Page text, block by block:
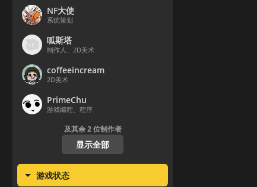
NF大使
系统策划
呱斯塔
制作人、2D美术
coffeeincream
2D美术
PrimeChu
游戏编程、程序
及其余2位制作者
显示全部
游戏状态